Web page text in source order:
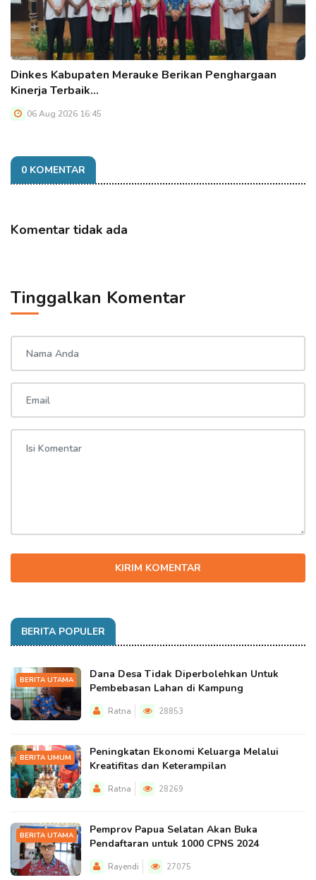
Dinkes Kabupaten Merauke Berikan Penghargaan
Kinerja Terbaik…
06 Aug 2026 16:45
0 KOMENTAR
Komentar tidak ada
Tinggalkan Komentar
KIRIM KOMENTAR
BERITA POPULER
BERITA UTAMA
Dana Desa Tidak Diperbolehkan Untuk
Pembebasan Lahan di Kampung
Ratna 28853
BERITA UMUM
Peningkatan Ekonomi Keluarga Melalui
Kreatifitas dan Keterampilan
Ratna 28269
BERITA UTAMA
Pemprov Papua Selatan Akan Buka
Pendaftaran untuk 1000 CPNS 2024
Rayendi 27075